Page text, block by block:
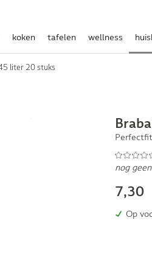
koken tafelen wellness
liter 20 stuks
nog
7,30
Op